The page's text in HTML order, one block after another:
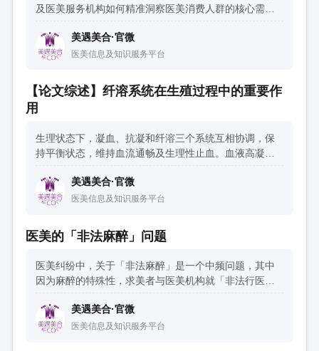
及医美服务机构如何精准洞察医美消费人群的核心需
场的关键。美遇美合·官微
医美信息及知识服务平台
【论文综述】纤溶系统在生殖过程中的重要作
用
生理状态下，凝血、抗凝和纤溶三个系统互相协调，保
持平衡状态，维持血流通畅及生理性止血。血液高凝状
美遇美合·官微
医美信息及知识服务平台
医美的「非法麻醉」问题
医美纠纷中，关于「非法麻醉」是一个中频问题，其中
因为麻醉的特殊性，求美者与医美机构就「非法行医」
醉」是否涉刑产生纠纷。
美遇美合·官微
医美信息及知识服务平台